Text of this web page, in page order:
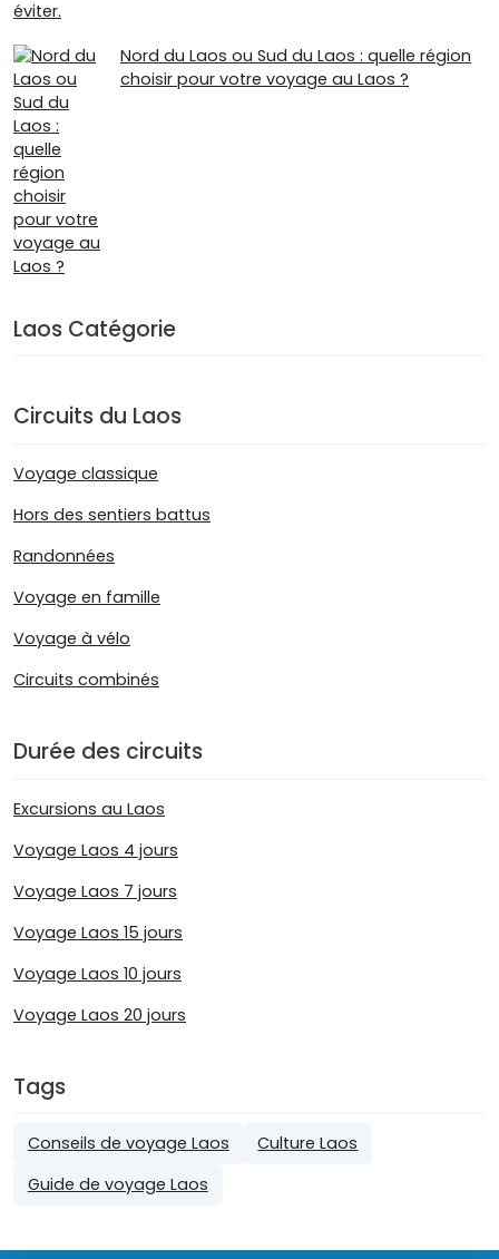
Nord du Laos ou Sud du Laos : quelle région
choisir pour votre voyage au Laos ?
Laos Catégorie
Circuits du Laos
Voyage classique
Hors des sentiers battus
Randonnées
Voyage en famille
Voyage à vélo
Circuits combinés
Durée des circuits
Excursions au Laos
Voyage Laos 4 jours
Voyage Laos 7 jours
Voyage Laos 15 jours
Voyage Laos 10 jours
Voyage Laos 20 jours
Tags
Conseils de voyage Laos
Culture Laos
Guide de voyage Laos